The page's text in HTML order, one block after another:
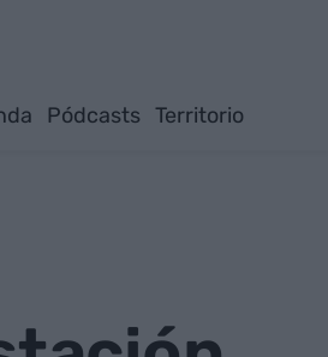
Pódcasts Territorio